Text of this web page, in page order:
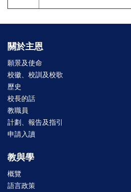
關於主恩
願景及使命
校徽、校訓及校歌
歷史
校長的話
教職員
計劃、報告及指引
申請入讀
教與學
概覽
語言政策